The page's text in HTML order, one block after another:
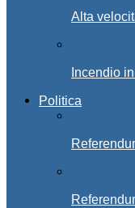
Alta
Incendio
Politica